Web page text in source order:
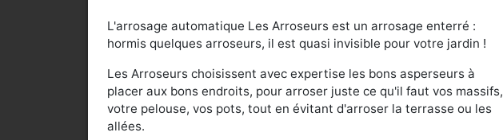
L'arrosage automatique Les Arroseurs est un arrosage enterré :
hormis quelques arroseurs, il est quasi invisible pour votre jardin !
Les Arroseurs choisissent avec expertise les bons asperseurs à
placer aux bons endroits, pour arroser juste ce qu'il faut vos massifs,
votre pelouse, vos pots, tout en évitant d'arroser la terrasse ou les
allées.